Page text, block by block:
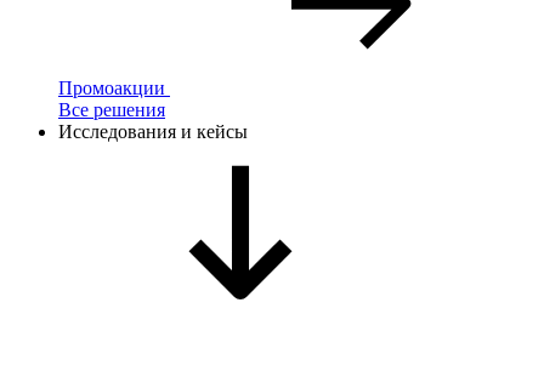
Промоакции
Все решения
Исследования и кейсы